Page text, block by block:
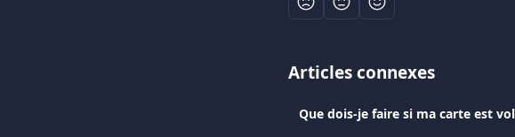
Articles connexes
Que dois-je faire si ma carte est